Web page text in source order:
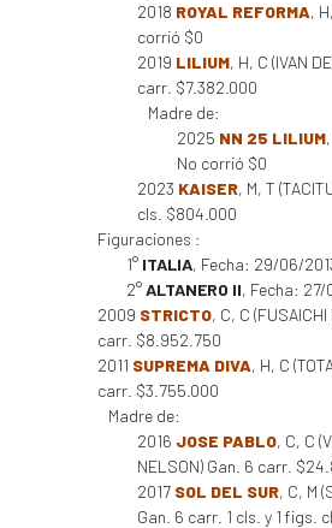
2018 ROYAL REFORMA,
corrió $0
2019 LILIUM, H, C (IVAN
carr. $7.382.000
Madre de:
2025 NN 25 LILIUM
No corrió $0
2023 KAISER, M, T
cls. $804.000
Figuraciones :
1° ITALIA, Fecha: 29/06/
2°ALTANERO II, Fecha: 27/
2009 STRICTO, C, C
carr. $8.952.750
2011 SUPREMA DIVA, H, C
carr. $3.755.000
Madre de:
2016 JOSE PABLO, C, C
NELSON) Gan. 6 carr.
2017 SOL DEL SUR, C, M
Gan. 6 carr. 1 cls. y 1 figs.